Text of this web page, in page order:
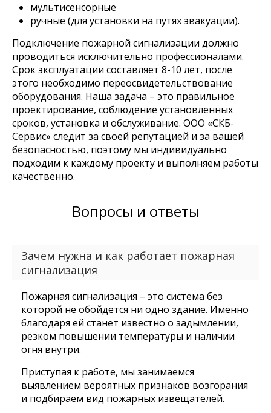
мультисенсорные
ручные (для установки на путях эвакуации).
Подключение пожарной сигнализации должно
проводиться исключительно профессионалами.
Срок эксплуатации составляет 8-10 лет, после
этого необходимо переосвидетельствование
оборудования. Наша задача – это правильное
проектирование, соблюдение установленных
сроков, установка и обслуживание. ООО «СКБ-
Сервис» следит за своей репутацией и за вашей
безопасностью, поэтому мы индивидуально
подходим к каждому проекту и выполняем работы
качественно.
Вопросы и ответы
Зачем нужна и как работает пожарная
сигнализация
Пожарная сигнализация – это система без
которой не обойдется ни одно здание. Именно
благодаря ей станет известно о задымлении,
резком повышении температуры и наличии
огня внутри.
Приступая к работе, мы занимаемся
выявлением вероятных признаков возгорания
и подбираем вид пожарных извещателей.